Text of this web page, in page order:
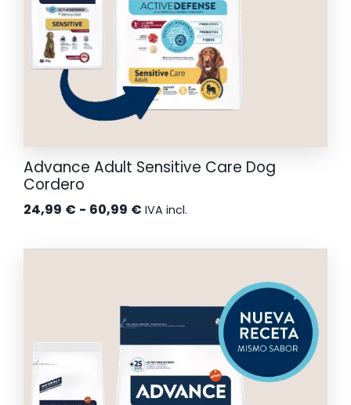
Advance Adult Sensitive Care Dog
Cordero
24,99 € - 60,99 € Rango
precios:
hasta
60,99 €
IVA incl.